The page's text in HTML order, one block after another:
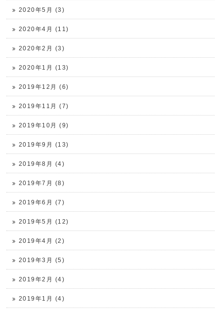
2020年5月 (3)
2020年4月 (11)
2020年2月 (3)
2020年1月 (13)
2019年12月 (6)
2019年11月 (7)
2019年10月 (9)
2019年9月 (13)
2019年8月 (4)
2019年7月 (8)
2019年6月 (7)
2019年5月 (12)
2019年4月 (2)
2019年3月 (5)
2019年2月 (4)
2019年1月 (4)